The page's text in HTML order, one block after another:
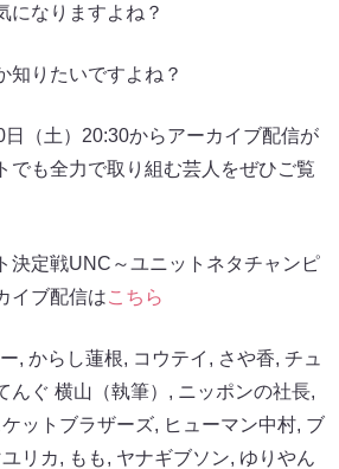
になりますよね？
知りたいですよね？
（土）20:30からアーカイブ配信が
でも全力で取り組む芸人をぜひご覧
決定戦UNC～ユニットネタチャンピ
イブ配信はこちら
, からし蓮根, コウテイ , さや香, チュ
んぐ 横山（執筆） , ニッポンの社長,
ケットブラザーズ, ヒューマン中村, ブ
リカ, もも, ヤナギブソン, ゆりやん